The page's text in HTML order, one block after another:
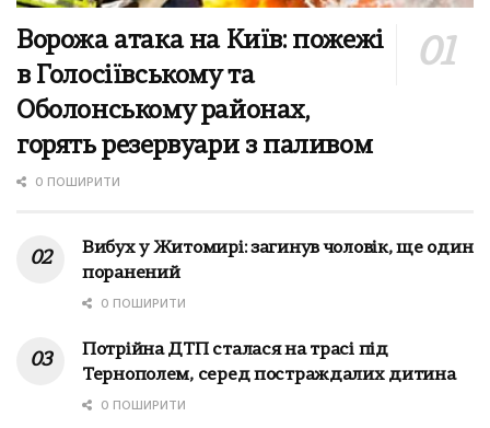
Ворожа атака на Київ: пожежі
в Голосіївському та
Оболонському районах,
горять резервуари з паливом
0 ПОШИРИТИ
Вибух у Житомирі: загинув чоловік, ще один
поранений
0 ПОШИРИТИ
Потрійна ДТП сталася на трасі під
Тернополем, серед постраждалих дитина
0 ПОШИРИТИ